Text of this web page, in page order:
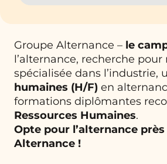
Groupe Alternance – le
l’alternance, recherche
spécialisée dans l’industrie,
humaines (H/F) en
formations diplômantes
Ressources Humaines.
Opte pour l’alternance
Alternance !